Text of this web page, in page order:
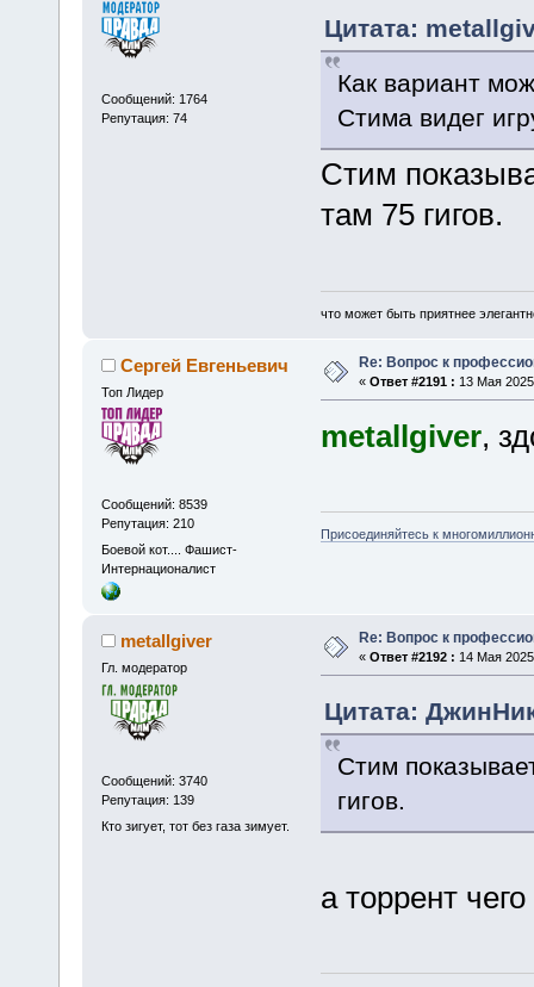
Сообщений: 1764
Репутация: 74
Цитата:
Как вариант
Стима видег
Стим
там 75 гигов.
что может быть приятнее
Сергей Евгеньевич
Топ Лидер
Сообщений: 8539
Репутация: 210
Боевой кот.... Фашист-
Интернационалист
Re: Вопрос к
« Ответ #2191 : 13 Мая
metallgiver,
Присоединяйтесь к
metallgiver
Гл. модератор
Сообщений: 3740
Репутация: 139
Кто зигует, тот без газа зимует.
Re: Вопрос к
« Ответ #2192 : 14 Мая
Цитата:
Стим
гигов.
а торрент